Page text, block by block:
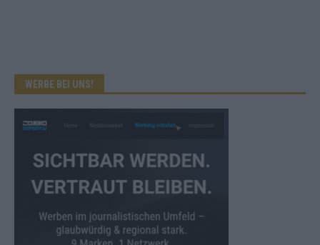
WERBE BEI UNS!